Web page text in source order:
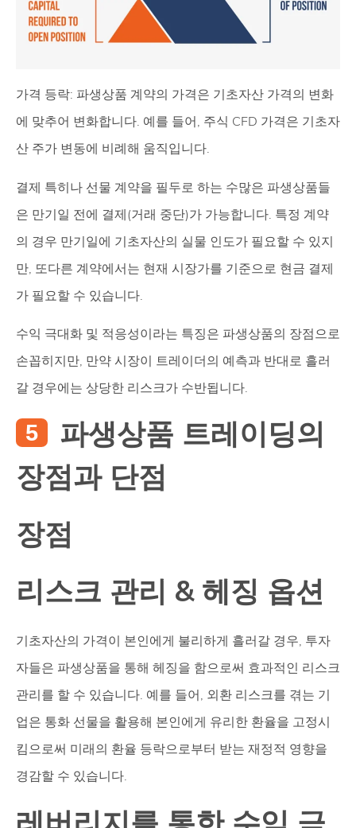
가격 등락: 파생상품 계약의 가격은 기초자산 가격의 변화
에 맞추어 변화합니다. 예를 들어, 주식 CFD 가격은 기초자
산 주가 변동에 비례해 움직입니다.
결제 특히나 선물 계약을 필두로 하는 수많은 파생상품들
은 만기일 전에 결제(거래 중단)가 가능합니다. 특정 계약
의 경우 만기일에 기초자산의 실물 인도가 필요할 수 있지
만, 또다른 계약에서는 현재 시장가를 기준으로 현금 결제
가 필요할 수 있습니다.
수익 극대화 및 적응성이라는 특징은 파생상품의 장점으로
손꼽히지만, 만약 시장이 트레이더의 예측과 반대로 흘러
갈 경우에는 상당한 리스크가 수반됩니다.
파생상품 트레이딩의
장점과 단점
장점
리스크 관리 & 헤징 옵션
기초자산의 가격이 본인에게 불리하게 흘러갈 경우, 투자
자들은 파생상품을 통해 헤징을 함으로써 효과적인 리스크
관리를 할 수 있습니다. 예를 들어, 외환 리스크를 겪는 기
업은 통화 선물을 활용해 본인에게 유리한 환율을 고정시
킴으로써 미래의 환율 등락으로부터 받는 재정적 영향을
경감할 수 있습니다.